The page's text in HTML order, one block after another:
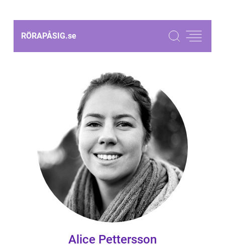
RÖRAPÅSIG.se
Alice Pettersson